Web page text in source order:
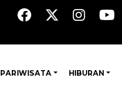
PARIWISATA HIBURAN